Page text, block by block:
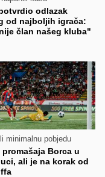
odlazak
od najboljih igrača:
član našeg kluba"
minimalnu pobjedu
promašaja Borca u
ali je na korak od